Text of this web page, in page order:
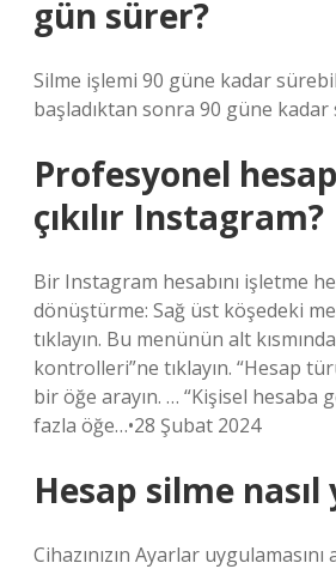
gün sürer?
Silme işlemi 90 güne kadar
başladıktan sonra 90 güne
Profesyonel
çıkılır Instagram?
Bir Instagram hesabını işletme
dönüştürme: Sağ üst köşedeki
tıklayın. Bu menünün alt
kontrolleri”ne tıklayın. “Hesap
bir öğe arayın. … “Kişisel hesaba
fazla öğe…•28 Şubat 2024
Hesap silme nasıl
Cihazınızın Ayarlar uygulamasını